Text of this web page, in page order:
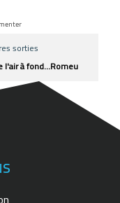
sorties
l'air à fond...Romeu